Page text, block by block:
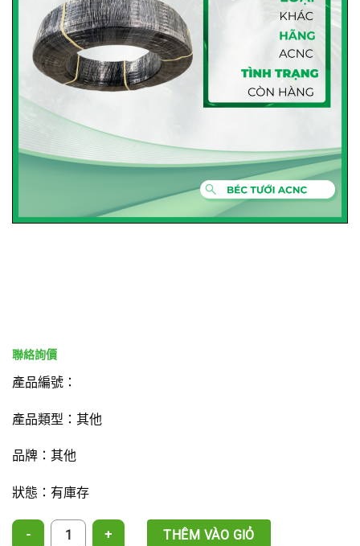
產品編號：
產品類型：其他
品牌：其他
狀態：有庫存
PE 灌溉管 12 × 1.0 mm – ACNC – 第二型 數量
THÊM VÀO GIỎ